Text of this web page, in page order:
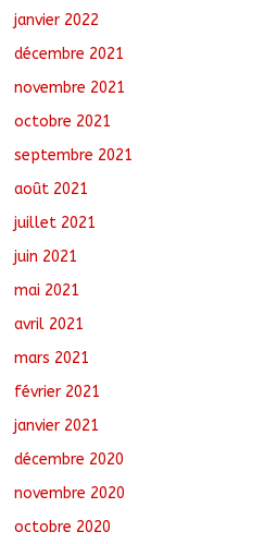
janvier 2022
décembre 2021
novembre 2021
octobre 2021
septembre 2021
août 2021
juillet 2021
juin 2021
mai 2021
avril 2021
mars 2021
février 2021
janvier 2021
décembre 2020
novembre 2020
octobre 2020